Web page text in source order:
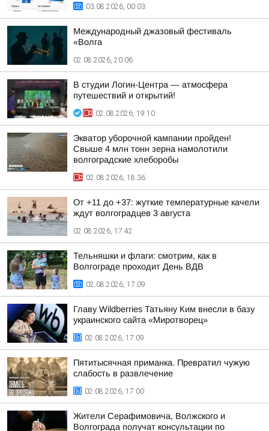
03.08.2026, 00:03
Международный джазовый фестиваль
«Волга
02.08.2026, 20:06
В студии Логин-Центра — атмосфера
путешествий и открытий!
02.08.2026, 19:10
Экватор уборочной кампании пройден!
Свыше 4 млн тонн зерна намолотили
волгоградские хлеборобы
02.08.2026, 18:36
От +11 до +37: жуткие температурные качели
ждут волгоградцев 3 августа
02.08.2026, 17:42
Тельняшки и флаги: смотрим, как в
Волгограде проходит День ВДВ
02.08.2026, 17:09
Главу Wildberries Татьяну Ким внесли в базу
украинского сайта «Миротворец»
02.08.2026, 17:09
Пятитысячная приманка. Превратил чужую
слабость в развлечение
02.08.2026, 17:00
Жители Серафимовича, Волжского и
Волгограда получат консультации по